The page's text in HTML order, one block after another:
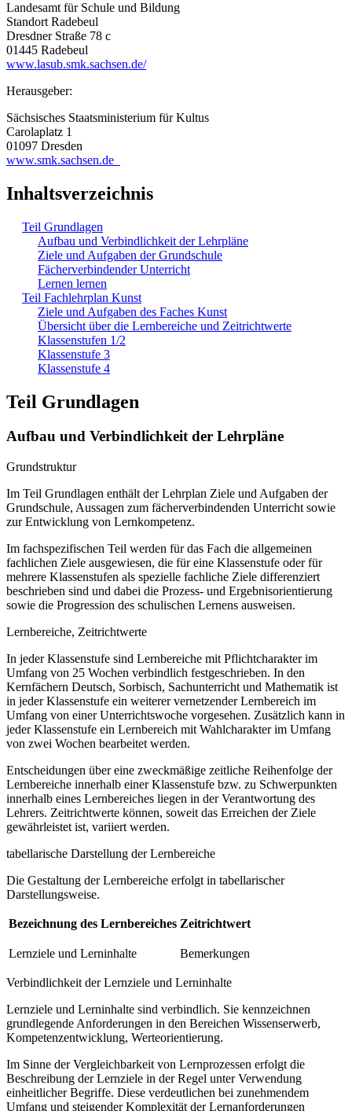
Landesamt für Schule und Bildung
Standort Radebeul
Dresdner Straße 78 c
01445 Radebeul
www.lasub.smk.sachsen.de/
Herausgeber:
Sächsisches Staatsministerium für Kultus
Carolaplatz 1
01097 Dresden
www.smk.sachsen.de
Inhaltsverzeichnis
Teil Grundlagen
Aufbau und Verbindlichkeit der Lehrpläne
Ziele und Aufgaben der Grundschule
Fächerverbindender Unterricht
Lernen lernen
Teil Fachlehrplan Kunst
Ziele und Aufgaben des Faches Kunst
Übersicht über die Lernbereiche und Zeitrichtwerte
Klassenstufen 1/2
Klassenstufe 3
Klassenstufe 4
Teil Grundlagen
Aufbau und Verbindlichkeit der Lehrpläne
Grundstruktur
Im Teil Grundlagen enthält der Lehrplan Ziele und Aufgaben der
Grundschule, Aussagen zum fächerverbindenden Unterricht sowie
zur Entwicklung von Lernkompetenz.
Im fachspezifischen Teil werden für das Fach die allgemeinen
fachlichen Ziele ausgewiesen, die für eine Klassenstufe oder für
mehrere Klassenstufen als spezielle fachliche Ziele differenziert
beschrieben sind und dabei die Prozess- und Ergebnisorientierung
sowie die Progression des schulischen Lernens ausweisen.
Lernbereiche, Zeitrichtwerte
In jeder Klassenstufe sind Lernbereiche mit Pflichtcharakter im
Umfang von 25 Wochen verbindlich festgeschrieben. In den
Kernfächern Deutsch, Sorbisch, Sachunterricht und Mathematik ist
in jeder Klassenstufe ein weiterer vernetzender Lernbereich im
Umfang von einer Unterrichtswoche vorgesehen. Zusätzlich kann in
jeder Klassenstufe ein Lernbereich mit Wahlcharakter im Umfang
von zwei Wochen bearbeitet werden.
Entscheidungen über eine zweckmäßige zeitliche Reihenfolge der
Lernbereiche innerhalb einer Klassenstufe bzw. zu Schwerpunkten
innerhalb eines Lernbereiches liegen in der Verantwortung des
Lehrers. Zeitrichtwerte können, soweit das Erreichen der Ziele
gewährleistet ist, variiert werden.
tabellarische Darstellung der Lernbereiche
Die Gestaltung der Lernbereiche erfolgt in tabellarischer
Darstellungsweise.
Bezeichnung des Lernbereiches Zeitrichtwert
Lernziele und Lerninhalte Bemerkungen
Verbindlichkeit der Lernziele und Lerninhalte
Lernziele und Lerninhalte sind verbindlich. Sie kennzeichnen
grundlegende Anforderungen in den Bereichen Wissenserwerb,
Kompetenzentwicklung, Werteorientierung.
Im Sinne der Vergleichbarkeit von Lernprozessen erfolgt die
Beschreibung der Lernziele in der Regel unter Verwendung
einheitlicher Begriffe. Diese verdeutlichen bei zunehmendem
Umfang und steigender Komplexität der Lernanforderungen